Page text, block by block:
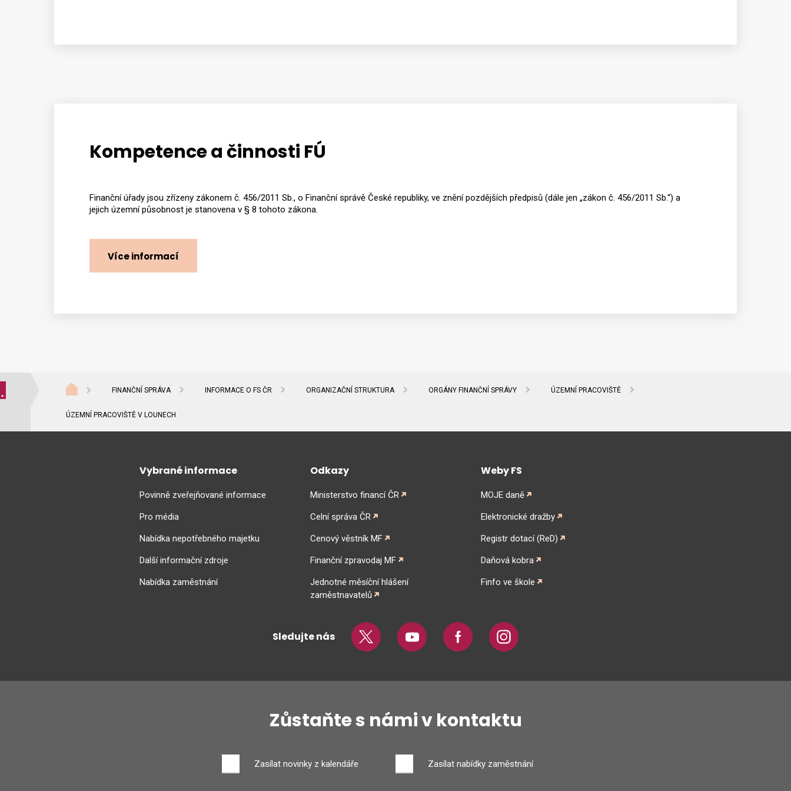
Kompetence a činnosti FÚ
Finanční úřady jsou zřízeny zákonem č. 456/2011 Sb., o Finanční správě České republiky, ve znění pozdějších předpisů (dále jen „zákon č. 456/2011 Sb.“) a
jejich územní působnost je stanovena v § 8 tohoto zákona.
Více informací
FINANČNÍ SPRÁVA INFORMACE O FS ČR ORGANIZAČNÍ STRUKTURA ORGÁNY FINANČNÍ SPRÁVY ÚZEMNÍ PRACOVIŠTĚ
ÚZEMNÍ PRACOVIŠTĚ V LOUNECH
Vybrané informace
Povinně zveřejňované informace
Pro média
Nabídka nepotřebného majetku
Další informační zdroje
Nabídka zaměstnání
Odkazy
Ministerstvo financí ČR
Celní správa ČR
Cenový věstník MF
Finanční zpravodaj MF
Jednotné měsíční hlášení
zaměstnavatelů
Weby FS
MOJE daně
Elektronické dražby
Registr dotací (ReD)
Daňová kobra
Finfo ve škole
Sledujte nás Twitter Youtube Facebook Instagram
Zůstaňte s námi v kontaktu
Zasílat novinky z kalendáře Zasílat nabídky zaměstnání